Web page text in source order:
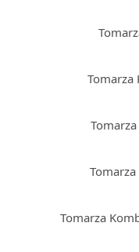
Tomarza
Tomarza
Tomarza
Tomarza